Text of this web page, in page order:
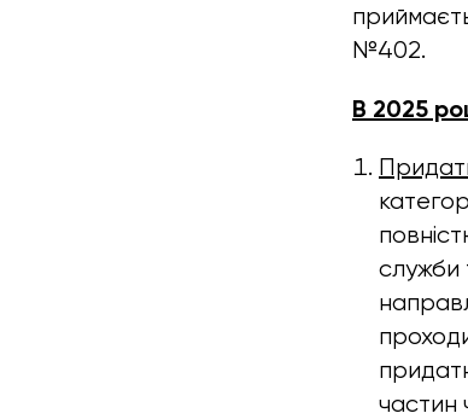
№402.
В 2025
служби
частин